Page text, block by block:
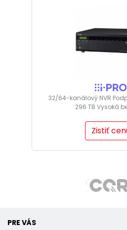
32/64-kanálový NVR
296 TB Vysoká
Zistiť
PRE VÁS